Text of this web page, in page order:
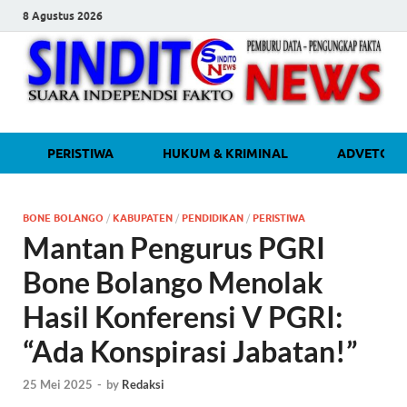
8 Agustus 2026
Media Independen Faktual dan
Terpercaya
PERISTIWA HUKUM & KRIMINAL
BONE BOLANGO / KABUPATEN / PENDIDIKAN / PERISTIWA
Mantan Pengurus PGRI
Bone Bolango Menolak
Hasil Konferensi V PGRI:
“Ada Konspirasi Jabatan!”
25 Mei 2025 - by Redaksi